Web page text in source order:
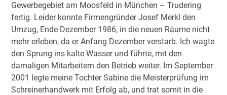
Gewerbegebiet am Moosfeld in München – Trudering
fertig. Leider konnte Firmengründer Josef Merkl den
Umzug, Ende Dezember 1986, in die neuen Räume nicht
mehr erleben, da er Anfang Dezember verstarb. Ich wagte
den Sprung ins kalte Wasser und führte, mit den
damaligen Mitarbeitern den Betrieb weiter. Im September
2001 legte meine Tochter Sabine die Meisterprüfung im
Schreinerhandwerk mit Erfolg ab, und trat somit in die